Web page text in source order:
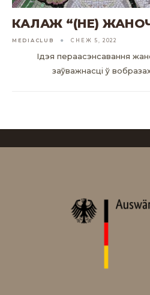
КАЛАЖ “(НЕ)
MEDIACLUB СНЕЖ 5, 2022
Ідэя пераасэнсавання
заўважнасці ў